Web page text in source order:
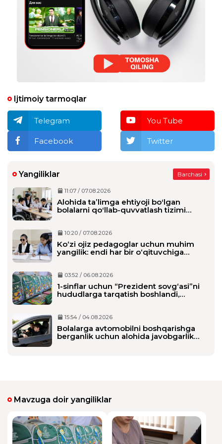
Ijtimoiy tarmoqlar
Telegram You Tube
Facebook Twitter
Yangiliklar Barchasi
11:07 / 07.08.2026
Alohida taʼlimga ehtiyoji boʻlgan
bolalarni qoʻllab-quvvatlash tizimi
10:20 / 07.08.2026
Ko‘zi ojiz pedagoglar uchun muhim
yangilik: endi har bir o‘qituvchiga
03:52 / 06.08.2026
1-sinflar uchun “Prezident sovg‘asi”ni
hududlarga tarqatish boshlandi,
15:54 / 04.08.2026
Bolalarga avtomobilni boshqarishga
berganlik uchun alohida javobgarlik
Mavzuga doir yangiliklar